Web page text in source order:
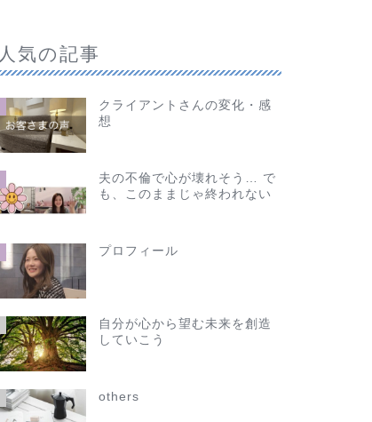
人気の記事
クライアントさんの変化・感
想
夫の不倫で心が壊れそう… で
も、このままじゃ終われない
プロフィール
自分が心から望む未来を創造
していこう
others